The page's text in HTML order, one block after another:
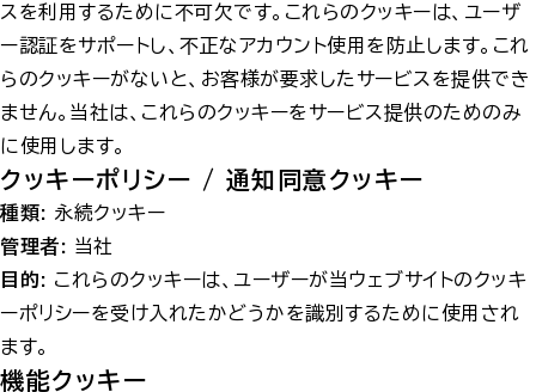
スを利用するために不可欠です。これらのクッキーは、ユーザ
ー認証をサポートし、不正なアカウント使用を防止します。これ
らのクッキーがないと、お客様が要求したサービスを提供でき
ません。当社は、これらのクッキーをサービス提供のためのみ
に使用します。
クッキーポリシー / 通知同意クッキー
種類: 永続クッキー
管理者: 当社
目的: これらのクッキーは、ユーザーが当ウェブサイトのクッキ
ーポリシーを受け入れたかどうかを識別するために使用され
ます。
機能クッキー